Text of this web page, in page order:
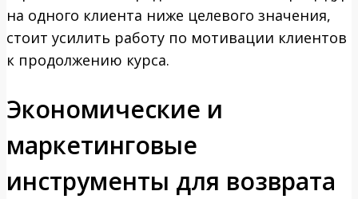
на одного клиента ниже целевого значения,
стоит усилить работу по мотивации клиентов
к продолжению курса.
Экономические и
маркетинговые
инструменты для возврата